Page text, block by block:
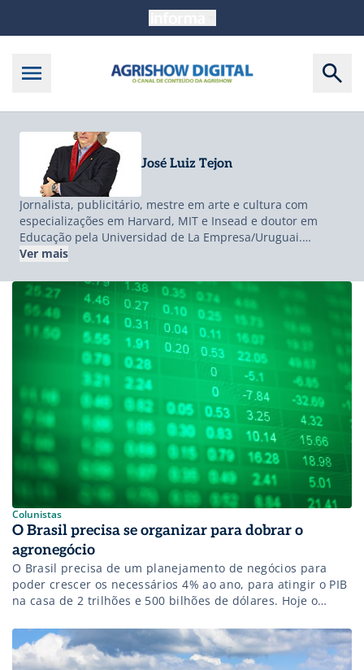
José Luiz Tejon
Jornalista, publicitário, mestre em arte e cultura com
especializações em Harvard, MIT e Insead e doutor em
Educação pela Universidad de La Empresa/Uruguai.
Colunista da Rede Jovem Pan, autor e coautor de 33 livros.
Agribusiness Management pela AUDENCIA em
Nantes/França e professor na FGV In Company.
Considerado uma das 100 personalidades do agronegócio
pela Revista Isto é Dinheiro. Homenageado pela Massey
Ferguson como destaque no agrojornalismo brasileiro
2017. Conferencista com Prêmio Olmix – Best Keynote
Speaker/Paris e Top Of Mind Estadão RH. Presidente da
TCA International e Diretor da agência Biomarketing.
Ver mais
Colunistas
O Brasil precisa se organizar para dobrar o
agronegócio
O Brasil precisa de um planejamento de negócios para
poder crescer os necessários 4% ao ano, para atingir o PIB
na casa de 2 trilhões e 500 bilhões de dólares. Hoje o
10 vezes menor que os Estados Unidos. Para que
possamos […]